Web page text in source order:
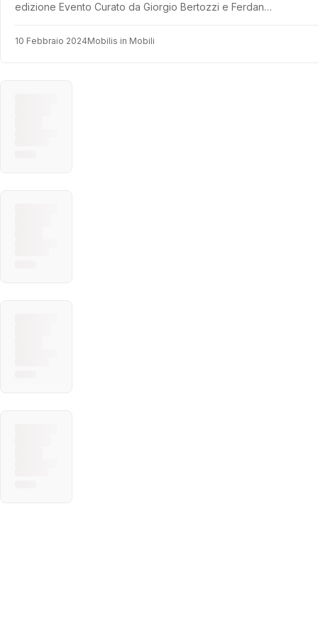
edizione Evento Curato da Giorgio Bertozzi e Ferdan…
10 Febbraio 2024Mobilis in Mobili